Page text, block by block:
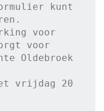
kunt
voor
voor
Oldebroek
vrijdag 20